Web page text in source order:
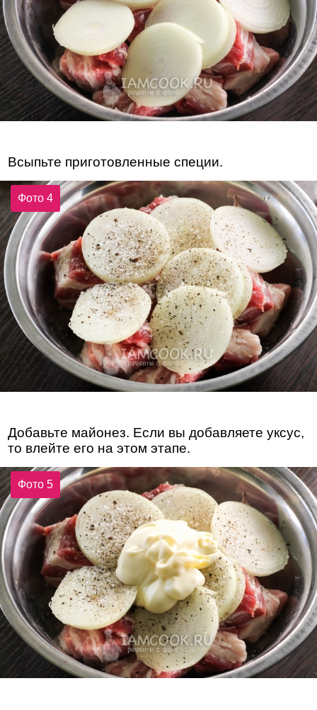
Всыпьте приготовленные специи.
Фото 4
Добавьте майонез. Если вы добавляете уксус,
то влейте его на этом этапе.
Фото 5